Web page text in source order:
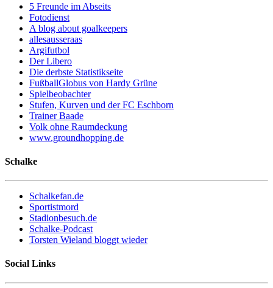
5 Freunde im Abseits
Fotodienst
A blog about goalkeepers
allesausseraas
Argifutbol
Der Libero
Die derbste Statistikseite
FußballGlobus von Hardy Grüne
Spielbeobachter
Stufen, Kurven und der FC Eschborn
Trainer Baade
Volk ohne Raumdeckung
www.groundhopping.de
Schalke
Schalkefan.de
Sportistmord
Stadionbesuch.de
Schalke-Podcast
Torsten Wieland bloggt wieder
Social Links